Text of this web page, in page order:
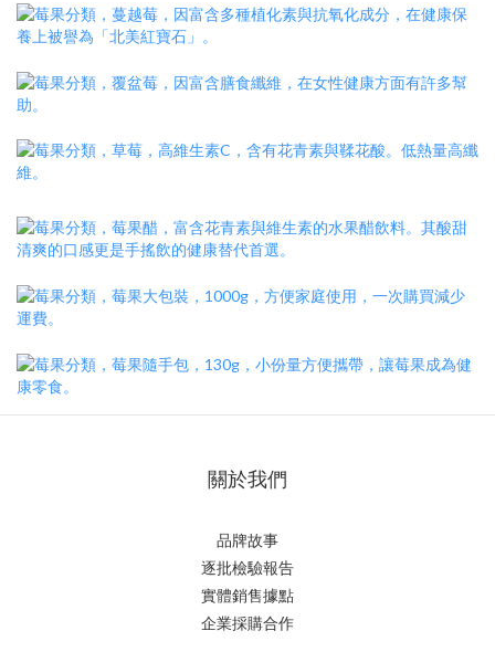
關於我們
品牌故事
逐批檢驗報告
實體銷售據點
企業採購合作